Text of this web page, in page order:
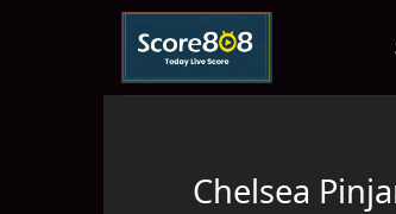
Skip
content
Chelsea